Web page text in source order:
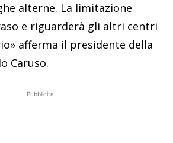
alterne. La limitazione
e riguarderà gli altri centri
afferma il presidente della
Caruso.
Pubblicità